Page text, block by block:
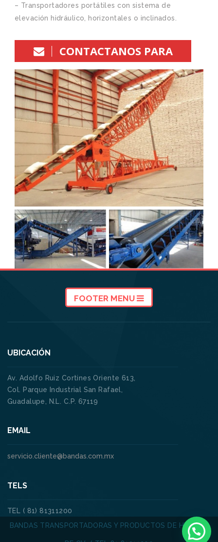
– Transportadores portátiles con sistema de
elevación hidráulico, horizontales o inclinados.
CONTACTANOS PARA
COTIZAR
FOOTER MENU
UBICACIÓN
Av. Adolfo Ruiz Cortines Oriente 613,
Col. Parque Industrial San Rafael,
Guadalupe, N.L. C.P. 67119
EMAIL
servicio.cliente@bandas.com.mx
TELS
TEL ( 81) 81311200
BANDAS TRANSPORTADORAS Y PRODUCTOS DE HULE SA